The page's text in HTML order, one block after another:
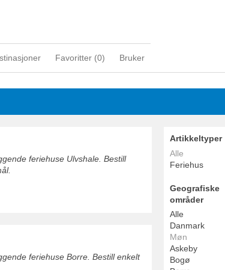
Favoritter (0) Bruker
feriehuse Ulvshale. Bestill
feriehuse Borre. Bestill enkelt
Artikkeltyper
Alle
Feriehus
Geografiske
områder
Alle
Danmark
Møn
Askeby
Bogø